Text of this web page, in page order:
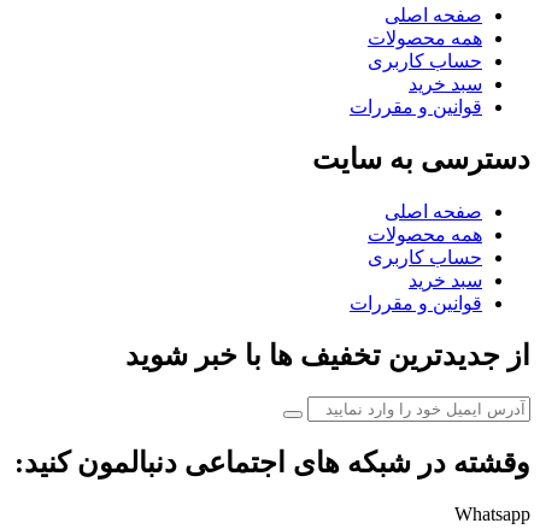
صفحه اصلی
همه محصولات
حساب کاربری
سبد خرید
قوانین و مقررات
دسترسی به سایت
صفحه اصلی
همه محصولات
حساب کاربری
سبد خرید
قوانین و مقررات
از جدیدترین تخفیف ها با خبر شوید
وقشته در شبکه های اجتماعی دنبالمون کنید:
Whatsapp